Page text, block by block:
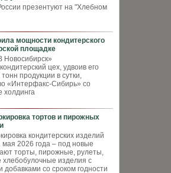
презентуют на "Хлебном
мощности кондитерского
площадке
Новосибирск»
цех, удвоив его
продукции в сутки,
«Интерфакс-Сибирь» со
холдинга
тортов и пирожных
кондитерских изделий
мая 2026 года – под новые
торты, пирожные, рулеты,
хлебобулочные изделия с
со сроком годности